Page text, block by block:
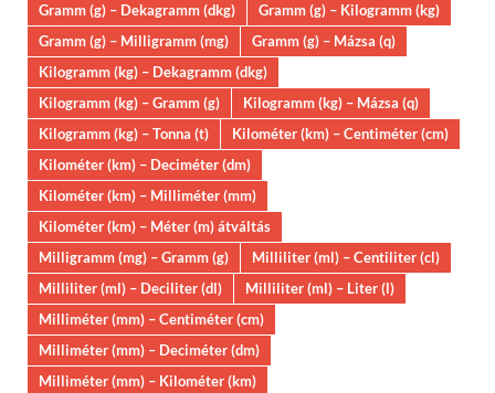
Gramm (g) – Dekagramm (dkg)
Gramm (g) – Kilogramm (kg)
Gramm (g) – Milligramm (mg)
Gramm (g) – Mázsa (q)
Kilogramm (kg) – Dekagramm (dkg)
Kilogramm (kg) – Gramm (g)
Kilogramm (kg) – Mázsa (q)
Kilogramm (kg) – Tonna (t)
Kilométer (km) – Centiméter (cm)
Kilométer (km) – Deciméter (dm)
Kilométer (km) – Milliméter (mm)
Kilométer (km) – Méter (m) átváltás
Milligramm (mg) – Gramm (g)
Milliliter (ml) – Centiliter (cl)
Milliliter (ml) – Deciliter (dl)
Milliliter (ml) – Liter (l)
Milliméter (mm) – Centiméter (cm)
Milliméter (mm) – Deciméter (dm)
Milliméter (mm) – Kilométer (km)